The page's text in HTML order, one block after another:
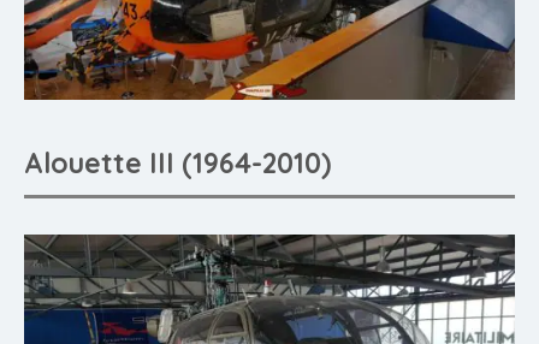
Alouette III (1964-2010)